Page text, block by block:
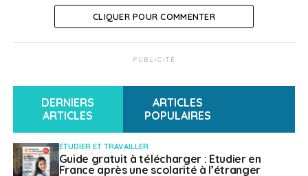
Un accompagnement dans la préparation d’une
participation
SUJETS ASSOCIÉS: NEW YORK
A SUIVRE
ICC France propose de nouvelles sessions de
formation aux règles Incoterms 2020
CLIQUER POUR COMMENTER
PUBLICITÉ
DERNIERS
ARTICLES
ARTICLES
POPULAIRES
ETUDIER ET TRAVAILLER
Guide gratuit à télécharger : Etudier en
France après une scolarité à l’étranger